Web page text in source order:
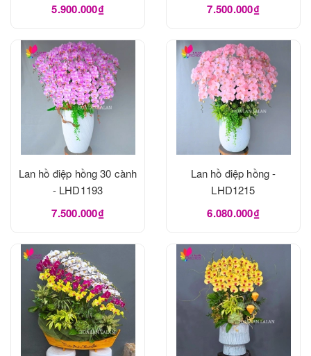
5.900.000₫ 7.500.000₫
Lan hồ điệp hồng 30 cành
- LHD1193
7.500.000₫
Lan hồ điệp hồng -
LHD1215
6.080.000₫